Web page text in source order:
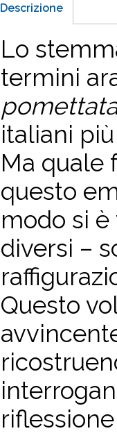
Descrizione
Lo
termini
italiani
Ma quale
questo
modo si
diversi –
Questo